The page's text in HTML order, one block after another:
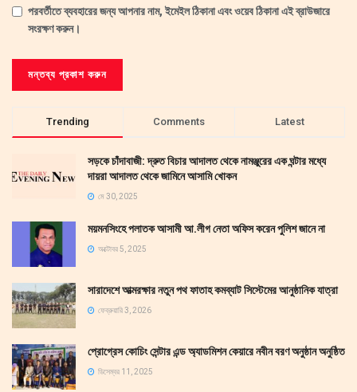
পরবর্তীতে ব্যবহারের জন্য আপনার নাম, ইমেইল ঠিকানা এবং ওয়েব ঠিকানা এই ব্রাউজারে
সংরক্ষণ করুন।
Trending Comments Latest
সড়কে চাঁদাবাজী: দ্রুত বিচার আদালত থেকে নামঞ্জুরের এক ঘন্টার মধ্যে
দায়রা আদালত থেকে জামিনে আসামি খোকন
মে 30, 2025
ময়মনসিংহে পলাতক আসামী আ.লীগ নেতা অফিস করেন পুলিশ জানে না
অক্টোবর 5, 2025
সারাদেশে আত্মরক্ষার নতুন পথ ফাতাহ কমব্যাট সিস্টেমের আনুষ্ঠানিক যাত্রা
ফেব্রুয়ারি 3, 2026
প্রোগ্রেস কোচিং সেন্টার এন্ড অ্যাডমিশন কেয়ারে নবীন বরণ অনুষ্ঠান অনুষ্ঠিত
ডিসেম্বর 11, 2025